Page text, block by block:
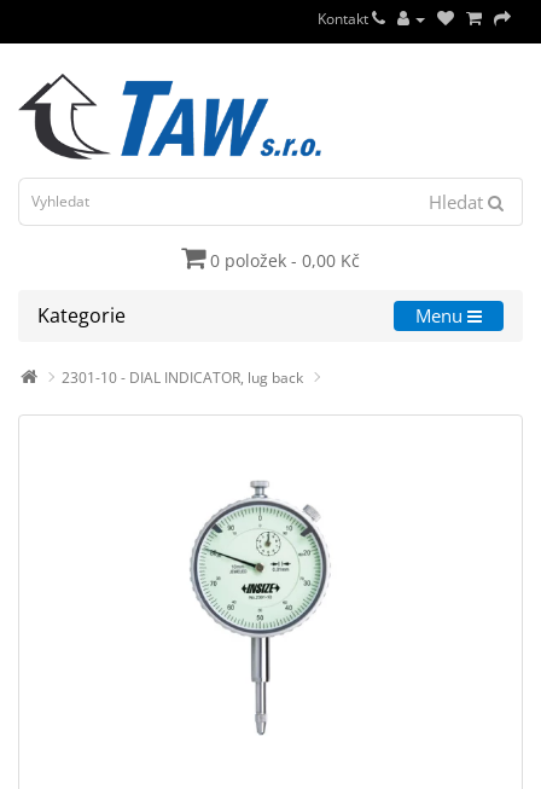
Kontakt
Hledat
0 položek - 0,00 Kč
Kategorie Menu
2301-10 - DIAL INDICATOR, lug back